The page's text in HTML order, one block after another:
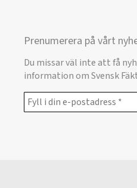
Prenumerera på vårt
Du missar väl inte att få
information om Svensk